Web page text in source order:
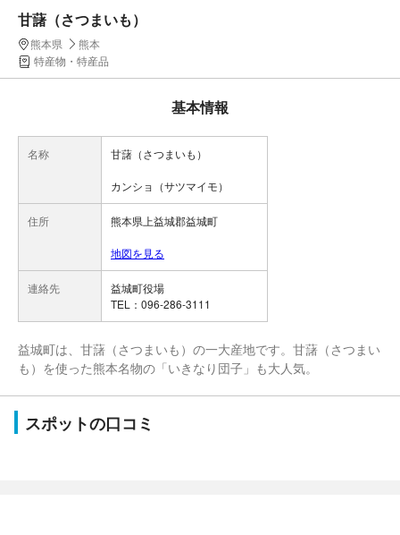
甘藷（さつまいも）
熊本県
熊本
特産物・特産品
基本情報
名称 甘藷（さつまいも）
カンショ（サツマイモ）
住所 熊本県上益城郡益城町
地図を見る
連絡先
益城町役場
TEL：096-286-3111
益城町は、甘藷（さつまいも）の一大産地です。甘藷（さつまい
も）を使った熊本名物の「いきなり団子」も大人気。
スポットの口コミ